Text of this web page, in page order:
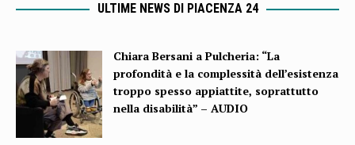
ULTIME NEWS DI PIACENZA 24
Chiara Bersani a Pulcheria: “La
profondità e la complessità dell’esistenza
troppo spesso appiattite, soprattutto
nella disabilità” – AUDIO